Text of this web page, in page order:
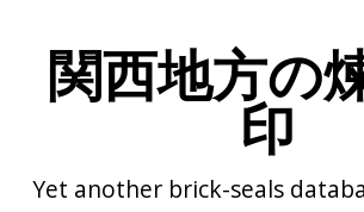
関西地方の
印
Yet another brick-seals